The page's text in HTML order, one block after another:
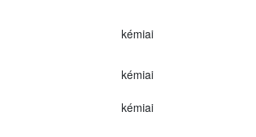
kémiai
kémiai
kémiai